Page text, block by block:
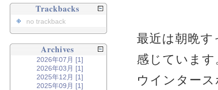
最近は朝晩
感じています
ウインター
Trackbacks
no trackback
Archives
2026年07月 [1]
2026年03月 [1]
2025年12月 [1]
2025年09月 [1]